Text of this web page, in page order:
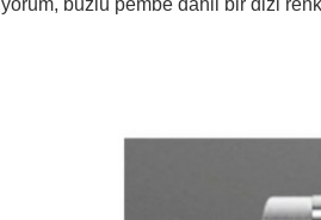
yorum, buzlu pembe dahil bir dizi